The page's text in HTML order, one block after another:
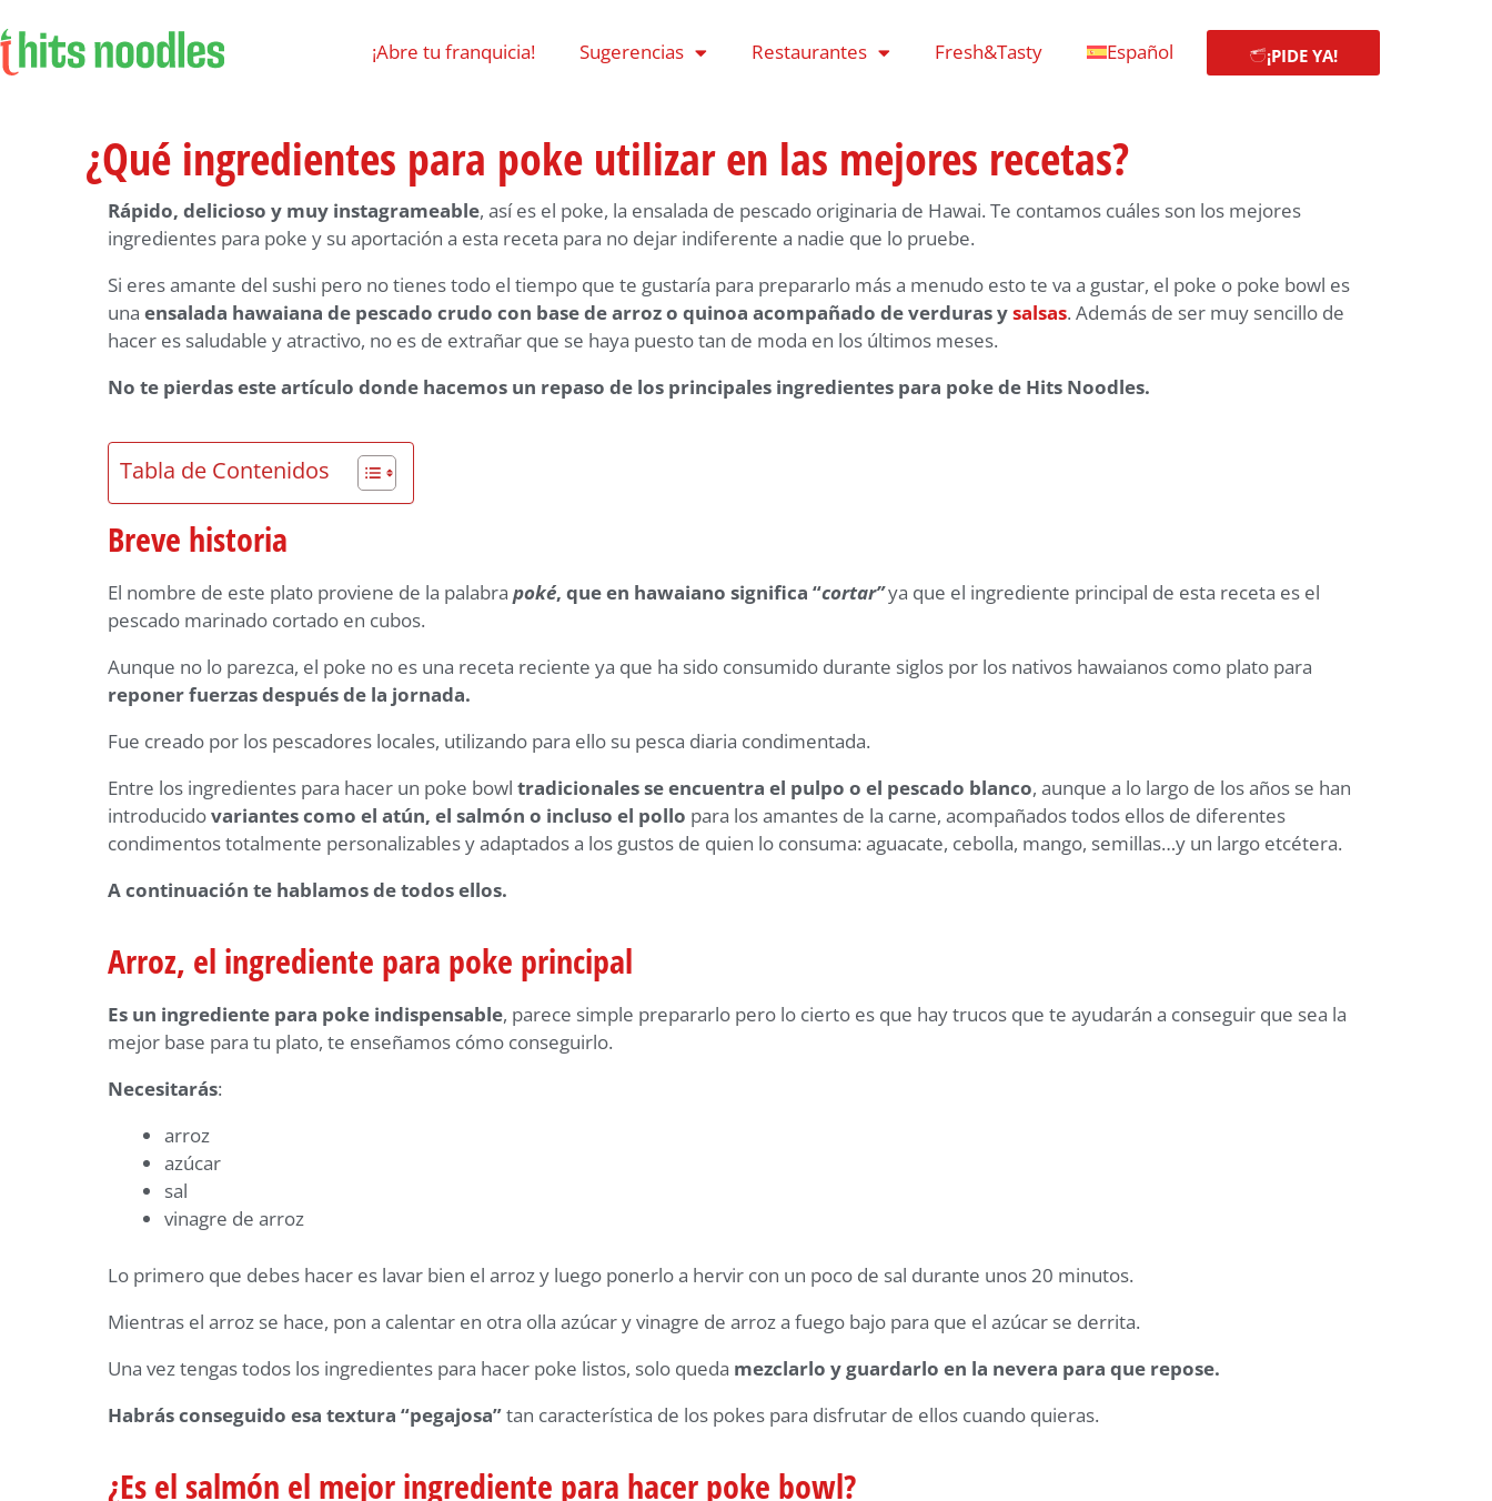
¡Abre tu franquicia! Sugerencias Restaurantes Fresh&Tasty Español ¡PIDE YA!
¿Qué ingredientes para poke utilizar en las mejores recetas?
Rápido, delicioso y muy instagrameable, así es el poke, la ensalada de pescado originaria de Hawai. Te contamos cuáles son los mejores
ingredientes para poke y su aportación a esta receta para no dejar indiferente a nadie que lo pruebe.
Si eres amante del sushi pero no tienes todo el tiempo que te gustaría para prepararlo más a menudo esto te va a gustar, el poke o poke bowl es
una ensalada hawaiana de pescado crudo con base de arroz o quinoa acompañado de verduras ysalsas. Además de ser muy sencillo de
hacer es saludable y atractivo, no es de extrañar que se haya puesto tan de moda en los últimos meses.
No te pierdas este artículo donde hacemos un repaso de los principales ingredientes para poke de Hits Noodles.
Tabla de Contenidos
Breve historia
El nombre de este plato proviene de la palabra poké, que en hawaiano significa “cortar”ya que el ingrediente principal de esta receta es el
pescado marinado cortado en cubos.
Aunque no lo parezca, el poke no es una receta reciente ya que ha sido consumido durante siglos por los nativos hawaianos como plato para
reponer fuerzas después de la jornada.
Fue creado por los pescadores locales, utilizando para ello su pesca diaria condimentada.
Entre los ingredientes para hacer un poke bowl tradicionales se encuentra el pulpo o el pescado blanco, aunque a lo largo de los años se han
introducidovariantes como el atún, el salmón o incluso el pollo para los amantes de la carne, acompañados todos ellos de diferentes
condimentos totalmente personalizables y adaptados a los gustos de quien lo consuma: aguacate, cebolla, mango, semillas…y un largo etcétera.
A continuación te hablamos de todos ellos.
Arroz, el ingrediente para poke principal
Es un ingrediente para poke indispensable, parece simple prepararlo pero lo cierto es que hay trucos que te ayudarán a conseguir que sea la
mejor base para tu plato, te enseñamos cómo conseguirlo.
Necesitarás:
arroz
azúcar
sal
vinagre de arroz
Lo primero que debes hacer es lavar bien el arroz y luego ponerlo a hervir con un poco de sal durante unos 20 minutos.
Mientras el arroz se hace, pon a calentar en otra olla azúcar y vinagre de arroz a fuego bajo para que el azúcar se derrita.
Una vez tengas todos los ingredientes para hacer poke listos, solo queda mezclarlo y guardarlo en la nevera para que repose.
Habrás conseguido esa textura “pegajosa”tan característica de los pokes para disfrutar de ellos cuando quieras.
¿Es el salmón el mejor ingrediente para hacer poke bowl?